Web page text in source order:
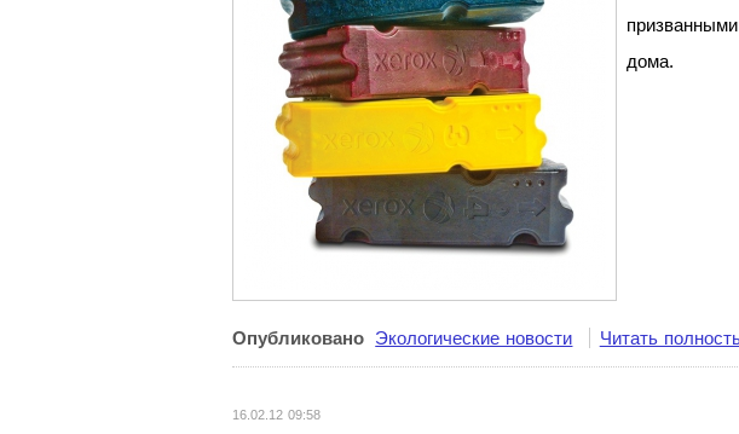
дома.
Опубликовано Экологические новости Читать
16.02.12 09:58